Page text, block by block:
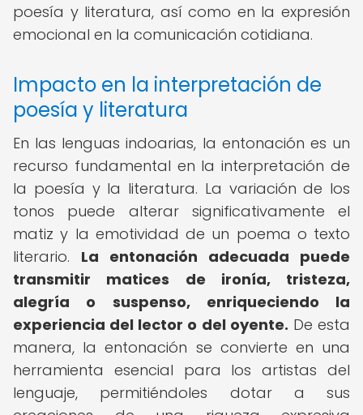
poesía y literatura, así como en la expresión
emocional en la comunicación cotidiana.
Impacto en la interpretación de
poesía y literatura
En las lenguas indoarias, la entonación es un
recurso fundamental en la interpretación de
la poesía y la literatura. La variación de los
tonos puede alterar significativamente el
matiz y la emotividad de un poema o texto
literario. La entonación adecuada puede
transmitir matices de ironía, tristeza,
alegría o suspenso, enriqueciendo la
experiencia del lector o del oyente. De esta
manera, la entonación se convierte en una
herramienta esencial para los artistas del
lenguaje, permitiéndoles dotar a sus